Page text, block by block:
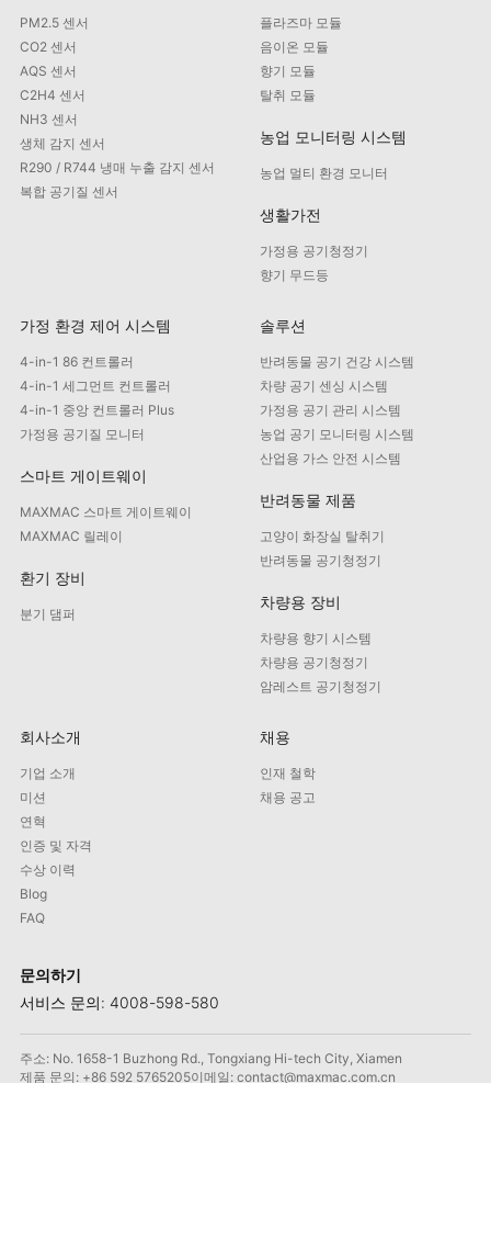
PM2.5 센서
CO2 센서
AQS 센서
C2H4 센서
NH3 센서
생체 감지 센서
R290 / R744 냉매 누출 감지 센서
복합 공기질 센서
플라즈마 모듈
음이온 모듈
향기 모듈
탈취 모듈
농업 모니터링 시스템
농업 멀티 환경 모니터
생활가전
가정용 공기청정기
향기 무드등
가정 환경 제어 시스템
4-in-1 86 컨트롤러
4-in-1 세그먼트 컨트롤러
4-in-1 중앙 컨트롤러 Plus
가정용 공기질 모니터
스마트 게이트웨이
MAXMAC 스마트 게이트웨이
MAXMAC 릴레이
환기 장비
분기 댐퍼
솔루션
반려동물 공기 건강 시스템
차량 공기 센싱 시스템
가정용 공기 관리 시스템
농업 공기 모니터링 시스템
산업용 가스 안전 시스템
반려동물 제품
고양이 화장실 탈취기
반려동물 공기청정기
차량용 장비
차량용 향기 시스템
차량용 공기청정기
암레스트 공기청정기
회사소개
기업 소개
미션
연혁
인증 및 자격
수상 이력
Blog
FAQ
채용
인재 철학
채용 공고
문의하기
서비스 문의: 4008-598-580
주소: No. 1658-1 Buzhong Rd., Tongxiang Hi-tech City, Xiamen
제품 문의: +86 592 5765205이메일: contact@maxmac.com.cn